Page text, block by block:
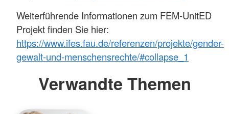
Weiterführende Informationen zum FEM-UnitED
Projekt finden Sie hier:
https://www.ifes.fau.de/referenzen/projekte/gender-
gewalt-und-menschensrechte/#collapse_1
Verwandte Themen